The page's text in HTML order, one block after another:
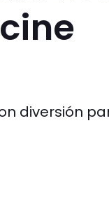
diversión